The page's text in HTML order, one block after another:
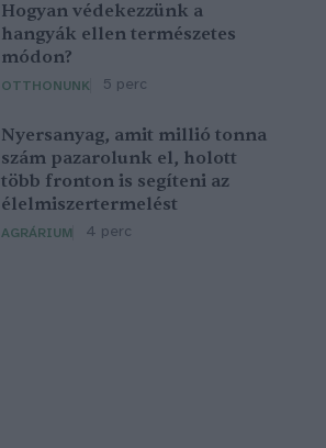
Hogyan védekezzünk a
hangyák ellen természetes
módon?
OTTHONUNK 5 perc
Nyersanyag, amit millió tonna
szám pazarolunk el, holott
több fronton is segíteni az
élelmiszertermelést
AGRÁRIUM 4 perc